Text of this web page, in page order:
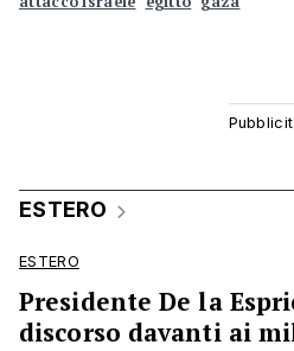
ESTERO
ESTERO
Presidente De la
discorso davanti ai